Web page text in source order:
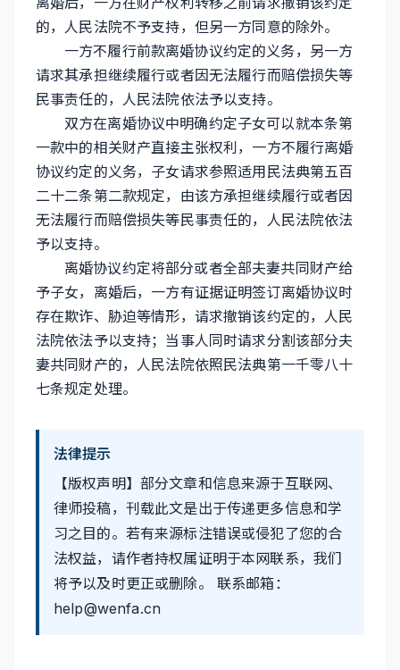
的，人民法院不予支持，但另一方同意的除外。
一方不履行前款离婚协议约定的义务，另一方
请求其承担继续履行或者因无法履行而赔偿损失等
民事责任的，人民法院依法予以支持。
双方在离婚协议中明确约定子女可以就本条第
一款中的相关财产直接主张权利，一方不履行离婚
协议约定的义务，子女请求参照适用民法典第五百
二十二条第二款规定，由该方承担继续履行或者因
无法履行而赔偿损失等民事责任的，人民法院依法
予以支持。
离婚协议约定将部分或者全部夫妻共同财产给
予子女，离婚后，一方有证据证明签订离婚协议时
存在欺诈、胁迫等情形，请求撤销该约定的，人民
法院依法予以支持；当事人同时请求分割该部分夫
妻共同财产的，人民法院依照民法典第一千零八十
七条规定处理。
法律提示
【版权声明】部分文章和信息来源于互联网、
律师投稿，刊载此文是出于传递更多信息和学
习之目的。若有来源标注错误或侵犯了您的合
法权益，请作者持权属证明于本网联系，我们
将予以及时更正或删除。 联系邮箱：
help@wenfa.cn